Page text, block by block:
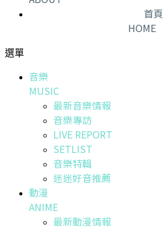
首頁
HOME
選單
音樂
MUSIC
最新音樂情報
音樂專訪
LIVE REPORT
SETLIST
音樂特輯
迷迷好音推薦
動漫
ANIME
最新動漫情報